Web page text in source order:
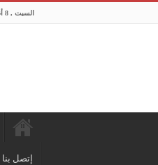
السبت , 8 أغسطس 2026
إتصل بنا